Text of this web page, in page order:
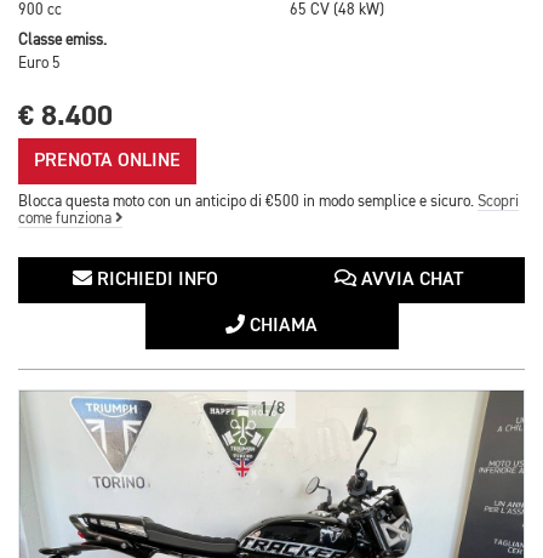
900 cc
65 CV (48 kW)
Classe emiss.
Euro 5
€ 8.400
PRENOTA ONLINE
Blocca questa moto con un anticipo di €500 in modo semplice e sicuro. Scopri
come funziona
RICHIEDI INFO AVVIA CHAT
CHIAMA
1/8